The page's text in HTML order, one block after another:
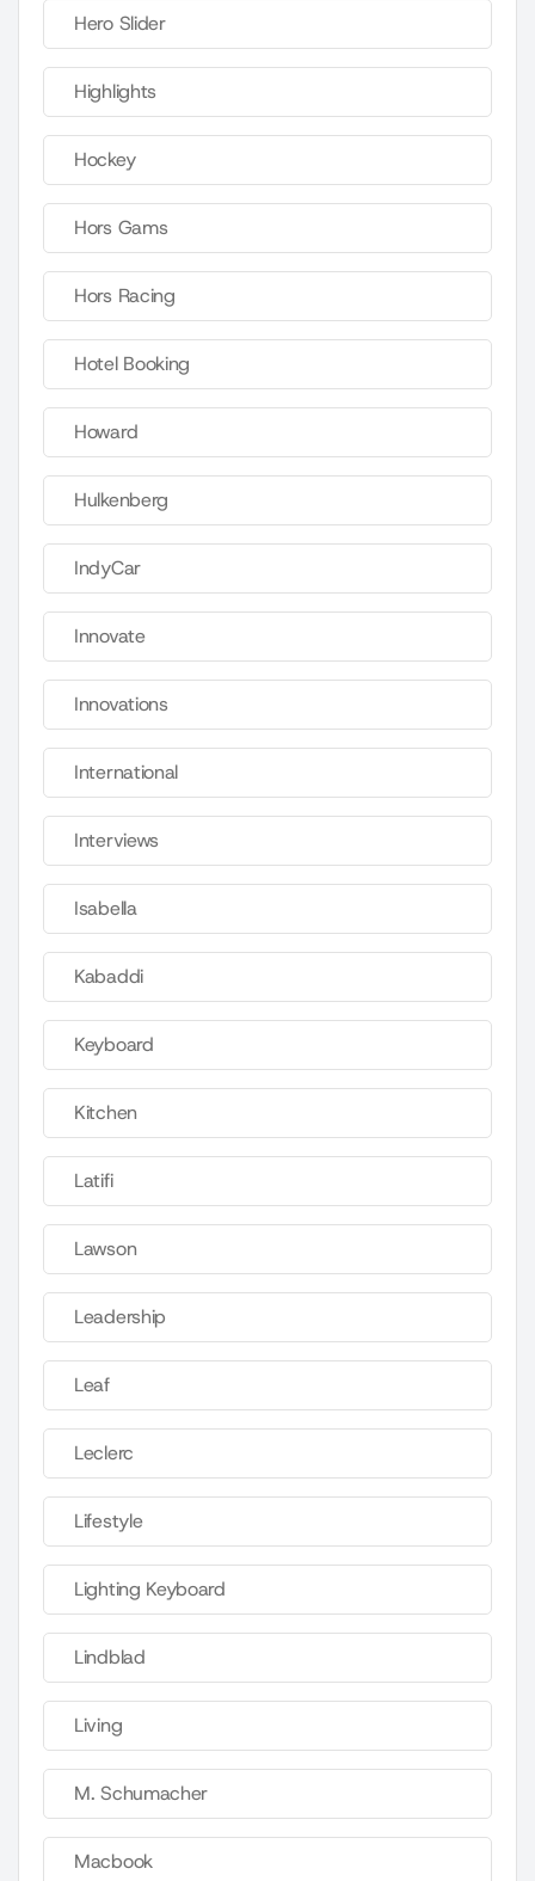
Hero Slider
Highlights
Hockey
Hors Gams
Hors Racing
Hotel Booking
Howard
Hulkenberg
IndyCar
Innovate
Innovations
International
Interviews
Isabella
Kabaddi
Keyboard
Kitchen
Latifi
Lawson
Leadership
Leaf
Leclerc
Lifestyle
Lighting Keyboard
Lindblad
Living
M. Schumacher
Macbook